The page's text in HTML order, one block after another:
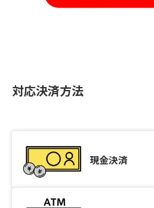
対応決済方法
現金決済